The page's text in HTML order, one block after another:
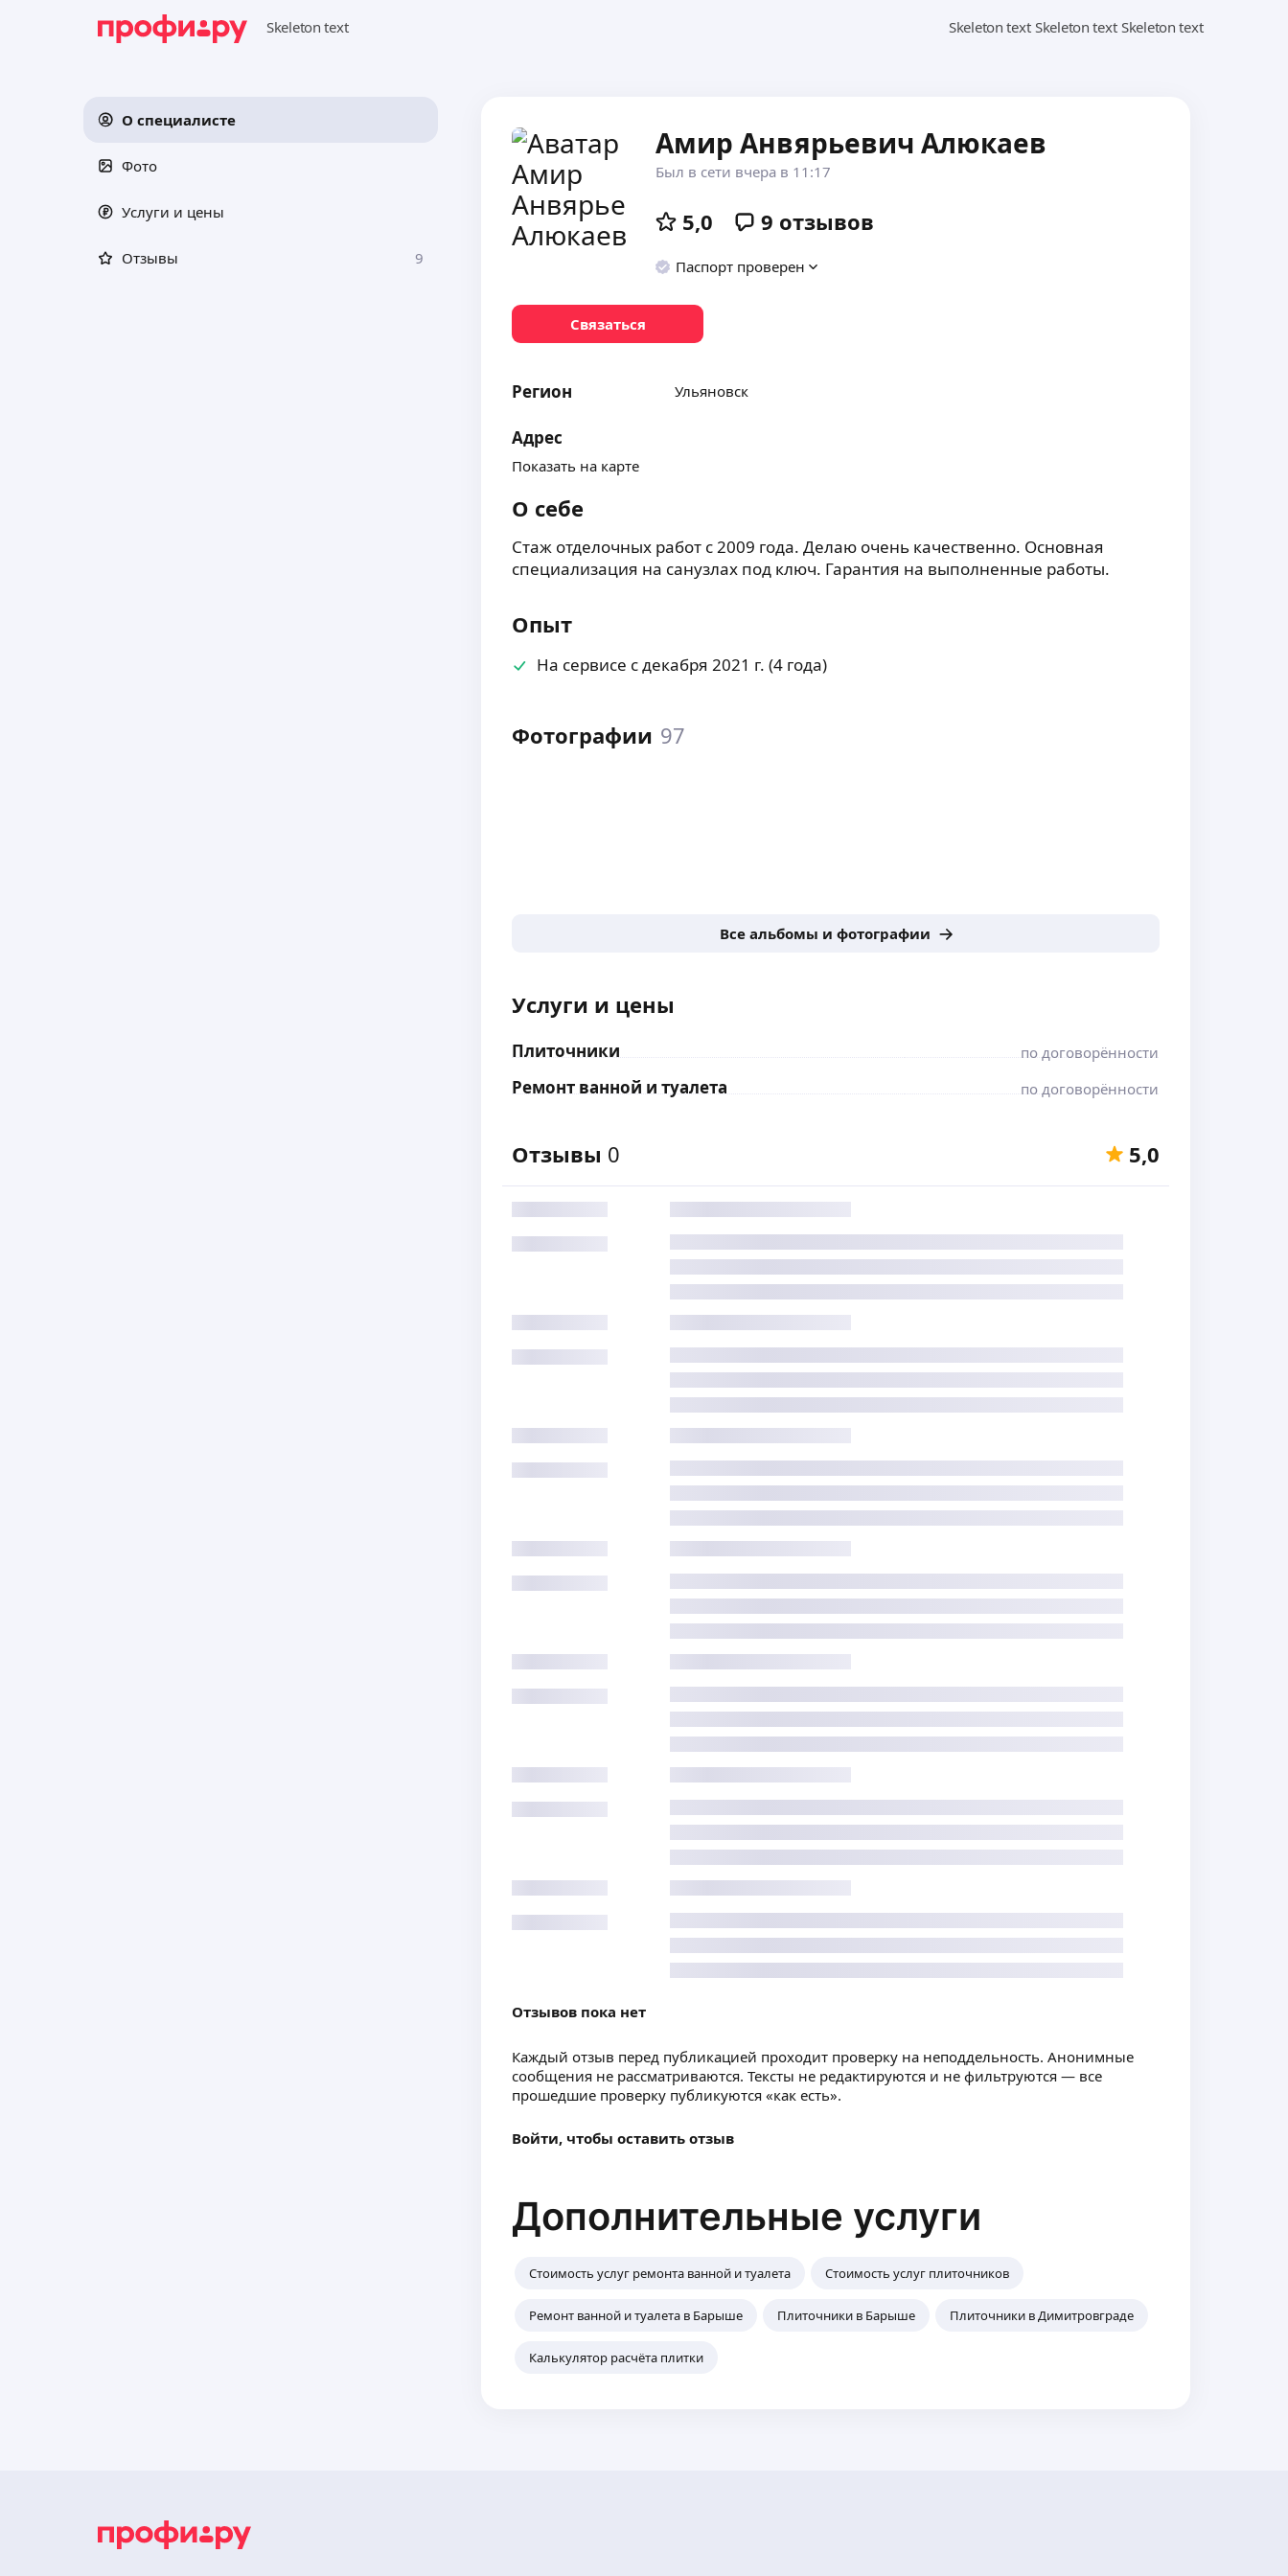
О специалисте
Фото
Услуги и цены
Отзывы 9
Амир Анвярьевич Алюкаев
Был в сети вчера в 11:17
5,0 9 отзывов
Паспорт проверен
Связаться
Регион Ульяновск
Адрес
Показать на карте
О себе
Стаж отделочных работ с 2009 года. Делаю очень качественно. Основная
специализация на санузлах под ключ. Гарантия на выполненные работы.
Опыт
На сервисе с декабря 2021 г. (4 года)
Фотографии 97
Все альбомы и фотографии
Услуги и цены
Плиточники по договорённости
Ремонт ванной и туалета по договорённости
Отзывы 0 5,0
Отзывов пока нет
Каждый отзыв перед публикацией проходит проверку на неподдельность. Анонимные
сообщения не рассматриваются. Тексты не редактируются и не фильтруются — все
прошедшие проверку публикуются «как есть».
Войти, чтобы оставить отзыв
Дополнительные услуги
Стоимость услуг ремонта ванной и туалета Стоимость услуг плиточников
Ремонт ванной и туалета в Барыше Плиточники в Барыше Плиточники в Димитровграде
Калькулятор расчёта плитки